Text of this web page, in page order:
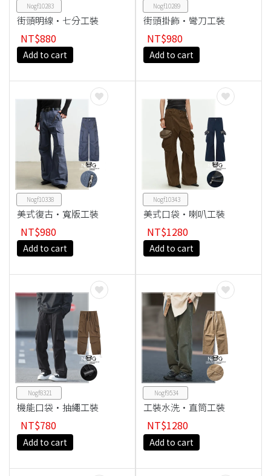
Nogf10283
街頭明線·七分工裝
NT$880
Add to cart
Nogf10289
街頭掛飾·彎刀工裝
NT$980
Add to cart
Nogf10338
美式復古·寬版工裝
NT$980
Add to cart
Nogf10343
美式口袋·喇叭工裝
NT$1280
Add to cart
Nogf8321
機能口袋·抽繩工裝
NT$780
Add to cart
Nogf9534
工裝水洗·直筒工裝
NT$1280
Add to cart